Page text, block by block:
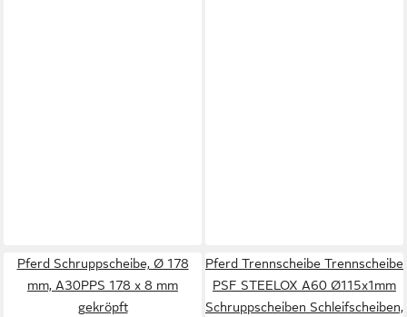
Pferd Schruppscheibe, Ø 178
mm, A30PPS 178 x 8 mm
gekröpft
Pferd Trennscheibe Trennscheibe
PSF STEELOX A60 Ø115x1mm
Schruppscheiben Schleifscheiben,